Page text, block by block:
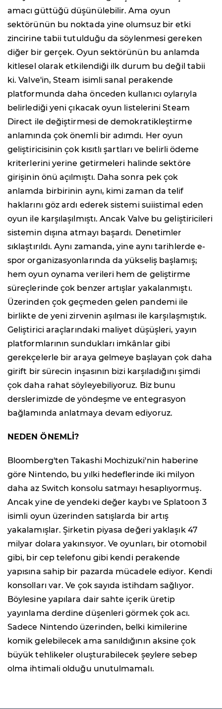
amacı güttüğü düşünülebilir. Ama oyun
sektörünün bu noktada yine olumsuz bir etki
zincirine tabii tutulduğu da söylenmesi gereken
diğer bir gerçek. Oyun sektörünün bu anlamda
kitlesel olarak etkilendiği ilk durum bu değil tabii
ki. Valve'in, Steam isimli sanal perakende
platformunda daha önceden kullanıcı oylarıyla
belirlediği yeni çıkacak oyun listelerini Steam
Direct ile değiştirmesi de demokratikleştirme
anlamında çok önemli bir adımdı. Her oyun
geliştiricisinin çok kısıtlı şartları ve belirli ödeme
kriterlerini yerine getirmeleri halinde sektöre
girişinin önü açılmıştı. Daha sonra pek çok
anlamda birbirinin aynı, kimi zaman da telif
haklarını göz ardı ederek sistemi suiistimal eden
oyun ile karşılaşılmıştı. Ancak Valve bu geliştiricileri
sistemin dışına atmayı başardı. Denetimler
sıklaştırıldı. Aynı zamanda, yine aynı tarihlerde e-
spor organizasyonlarında da yükseliş başlamış;
hem oyun oynama verileri hem de geliştirme
süreçlerinde çok benzer artışlar yakalanmıştı.
Üzerinden çok geçmeden gelen pandemi ile
birlikte de yeni zirvenin aşılması ile karşılaşmıştık.
Geliştirici araçlarındaki maliyet düşüşleri, yayın
platformlarının sundukları imkânlar gibi
gerekçelerle bir araya gelmeye başlayan çok daha
girift bir sürecin inşasının bizi karşıladığını şimdi
çok daha rahat söyleyebiliyoruz. Biz bunu
derslerimizde de yöndeşme ve entegrasyon
bağlamında anlatmaya devam ediyoruz.
NEDEN ÖNEMLİ?
Bloomberg'ten Takashi Mochizuki'nin haberine
göre Nintendo, bu yılki hedeflerinde iki milyon
daha az Switch konsolu satmayı hesaplıyormuş.
Ancak yine de yendeki değer kaybı ve Splatoon 3
isimli oyun üzerinden satışlarda bir artış
yakalamışlar. Şirketin piyasa değeri yaklaşık 47
milyar dolara yakınsıyor. Ve oyunları, bir otomobil
gibi, bir cep telefonu gibi kendi perakende
yapısına sahip bir pazarda mücadele ediyor. Kendi
konsolları var. Ve çok sayıda istihdam sağlıyor.
Böylesine yapılara dair sahte içerik üretip
yayınlama derdine düşenleri görmek çok acı.
Sadece Nintendo üzerinden, belki kimilerine
komik gelebilecek ama sanıldığının aksine çok
büyük tehlikeler oluşturabilecek şeylere sebep
olma ihtimali olduğu unutulmamalı.